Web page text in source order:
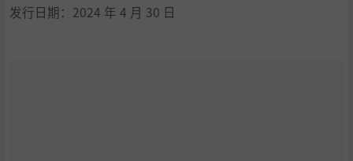
发行日期：2024 年 4 月 30 日